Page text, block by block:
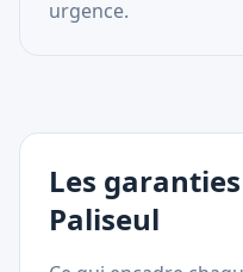
urgence.
Les
Paliseul